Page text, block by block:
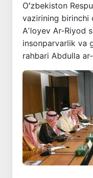
Oʻzbekiston
vazirining birinchi
Aʼloyev Ar-Riyod
insonparvarlik va
rahbari Abdulla